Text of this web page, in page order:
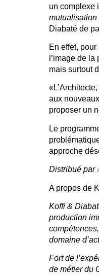
un complexe
Diabaté de
En effet,
l’image de
mais surtout
«L’Architecte,
aux
proposer un
Le
approche
Distribué par
A propos de
Koffi &
production
domaine
Fort de
de métier du